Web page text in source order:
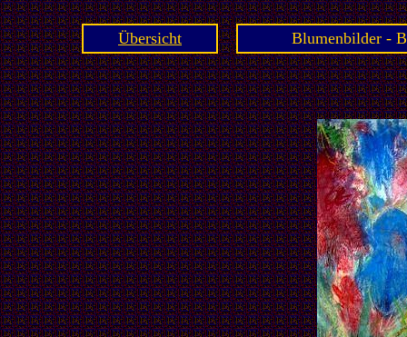
Übersicht Blumenbilder -